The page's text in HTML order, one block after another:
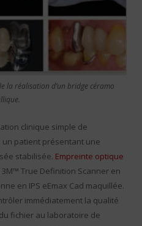
la réalisation d’un bridge céramo
clinique simple de
un patient présentant une
stabilisée. Empreinte optique
3M™ True Definition Scanner en
en IPS eEmax Cad maquillée.
immédiatement la qualité
fichier au laboratoire de